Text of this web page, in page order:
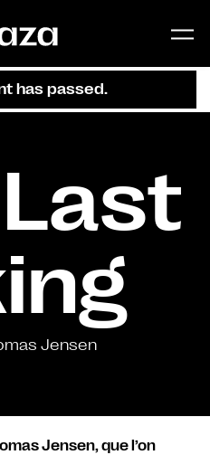
has passed.
Jensen
Jensen, que l’on